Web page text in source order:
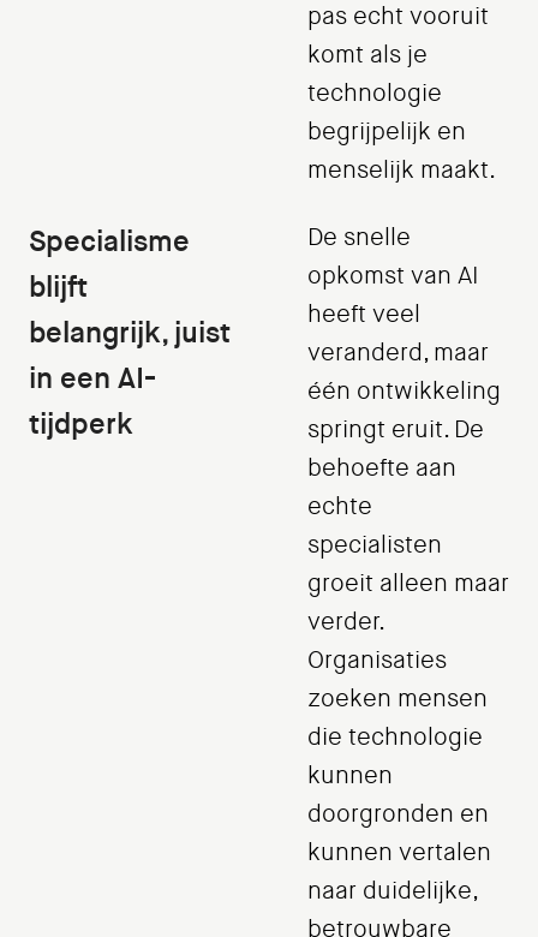
pas echt vooruit
komt als je
technologie
begrijpelijk en
menselijk maakt.
Specialisme
blijft
belangrijk, juist
in een AI-
tijdperk
De snelle
opkomst van AI
heeft veel
veranderd, maar
één ontwikkeling
springt eruit. De
behoefte aan
echte
specialisten
groeit alleen maar
verder.
Organisaties
zoeken mensen
die technologie
kunnen
doorgronden en
kunnen vertalen
naar duidelijke,
betrouwbare